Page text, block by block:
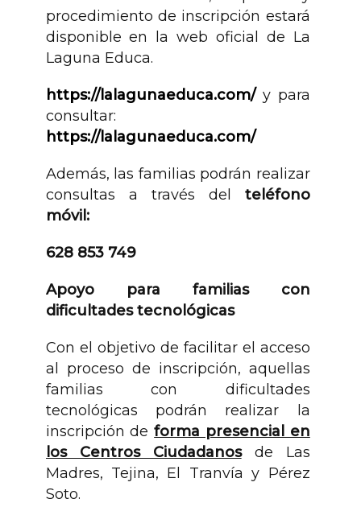
procedimiento de inscripción estará
disponible en la web oficial de La
Laguna Educa.
https://lalagunaeduca.com/y para
consultar:
https://lalagunaeduca.com/
Además, las familias podrán realizar
consultas a través del teléfono
móvil:
628 853 749
Apoyo para familias con
dificultades tecnológicas
Con el objetivo de facilitar el acceso
al proceso de inscripción, aquellas
familias con dificultades
tecnológicas podrán realizar la
inscripción deforma presencial en
los Centros Ciudadanosde Las
Madres, Tejina, El Tranvía y Pérez
Soto.